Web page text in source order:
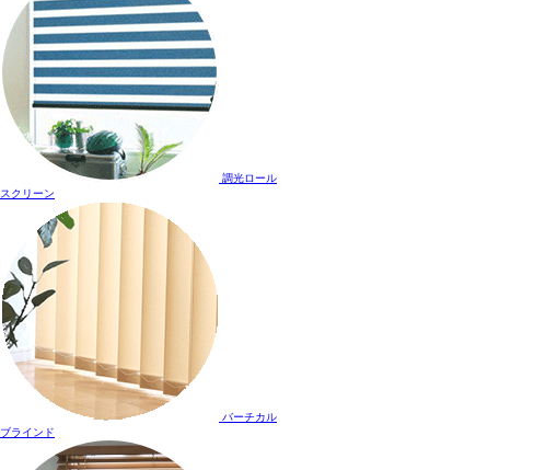
調光ロール
スクリーン
バーチカル
ブラインド